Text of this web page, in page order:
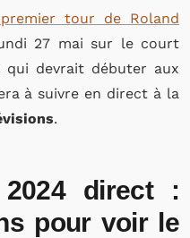
tour de Roland
27 mai sur le court
qui devrait débuter aux
à suivre en direct à la
.
2024 direct :
pour voir le